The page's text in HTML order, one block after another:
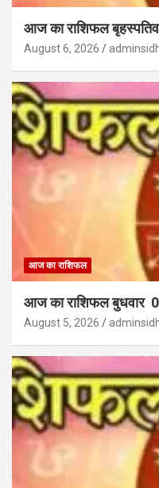
आज का राशिफल
August 6, 2026
आज का राशिफल
आज का राशिफल बुधवार
August 5, 2026